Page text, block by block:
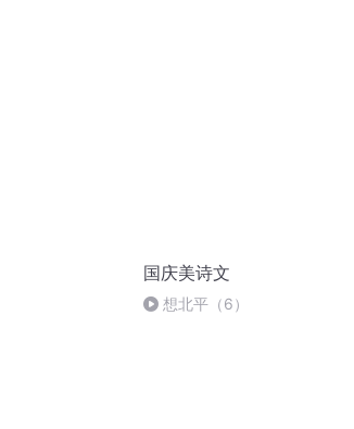
国庆美诗文
想北平（6）